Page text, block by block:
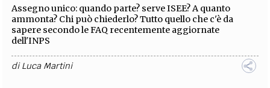
Assegno unico: quando parte? serve ISEE? A quanto
ammonta? Chi può chiederlo? Tutto quello che c'è da
sapere secondo le FAQ recentemente aggiornate
dell'INPS
diLuca Martini